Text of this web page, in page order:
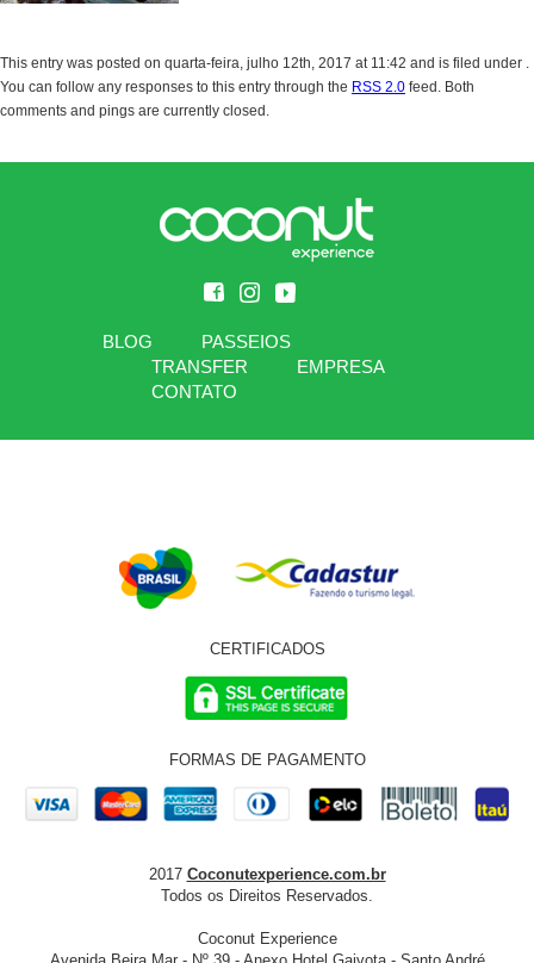
This entry was posted on quarta-feira, julho 12th, 2017 at 11:42 and is filed under .
You can follow any responses to this entry through the RSS 2.0 feed. Both
comments and pings are currently closed.
BLOG
PASSEIOS
TRANSFER
EMPRESA
CONTATO
CERTIFICADOS
FORMAS DE PAGAMENTO
2017 Coconutexperience.com.br
Todos os Direitos Reservados.
Coconut Experience
Avenida Beira Mar - Nº 39 - Anexo Hotel Gaivota - Santo André